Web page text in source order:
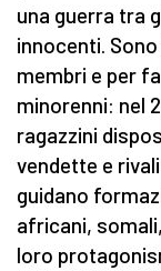
una guerra tra
innocenti.
membri e per
minorenni: nel
ragazzini
vendette e
guidano
africani,
loro